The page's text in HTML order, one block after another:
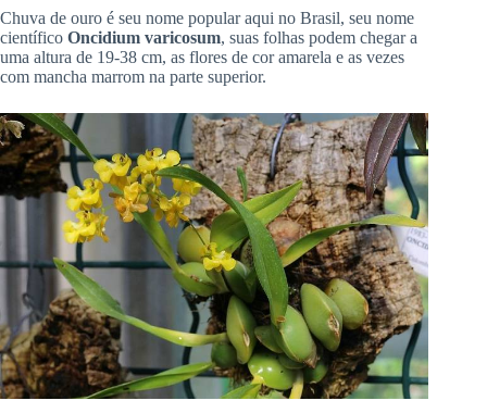
Chuva de ouro é seu nome popular aqui no Brasil, seu nome
científico Oncidium varicosum, suas folhas podem chegar a
uma altura de 19-38 cm, as flores de cor amarela e as vezes
com mancha marrom na parte superior.